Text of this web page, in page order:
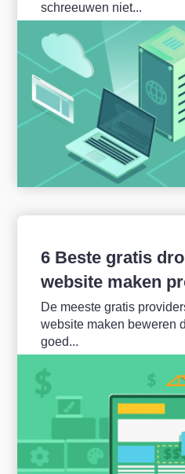
schreeuwen niet...
6 Beste gratis
website maken
De meeste gratis
website maken beweren
goed...